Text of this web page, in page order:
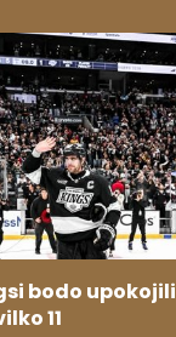
bodo upokojili
11